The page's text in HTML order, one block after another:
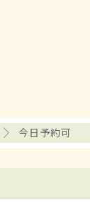
今日予約可